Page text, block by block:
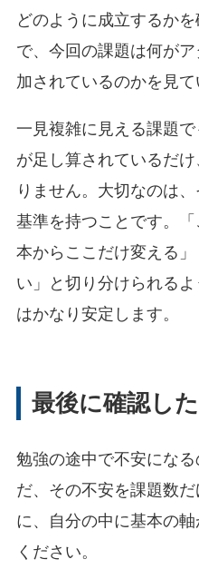
どのように成立するか
で、今回の課題は何が
加されているのかを見て
一見複雑に見える課題
が足し算されているだ
りません。大切なのは
基準を持つことです。
本からここだけ変える
い」と切り分けられる
はかなり安定します。
最後に確認し
勉強の途中で不安にな
だ、その不安を課題数
に、自分の中に基本の
ください。